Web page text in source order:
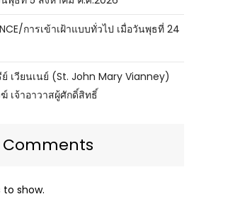
การเข้าเฝ้าแบบทั่วไป เมื่อวันพุธที่ 24
เวียนเนย์ (St. John Mary Vianney)
เจ้าอาวาสผู้ศักดิ์สิทธิ์
Comments
show.